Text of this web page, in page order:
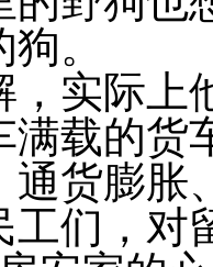
。
，实际上
满载的货
通货膨胀
工们，对